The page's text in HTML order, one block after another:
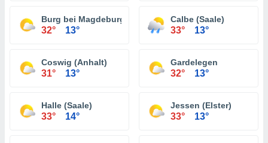
Burg bei Magdeburg
32° 13°
Calbe (Saale)
33° 13°
Coswig (Anhalt)
31° 13°
Gardelegen
32° 13°
Halle (Saale)
33° 14°
Jessen (Elster)
33° 13°